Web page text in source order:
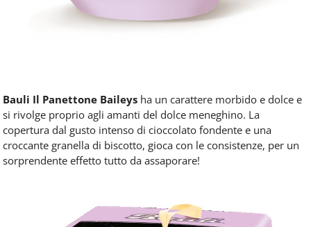
Bauli Il Panettone Baileys ha un carattere morbido e dolce e
si rivolge proprio agli amanti del dolce meneghino. La
copertura dal gusto intenso di cioccolato fondente e una
croccante granella di biscotto, gioca con le consistenze, per un
sorprendente effetto tutto da assaporare!